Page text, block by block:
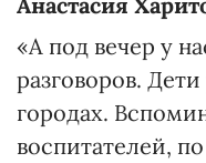
«А под вечер у
разговоров.
городах.
воспитателей,